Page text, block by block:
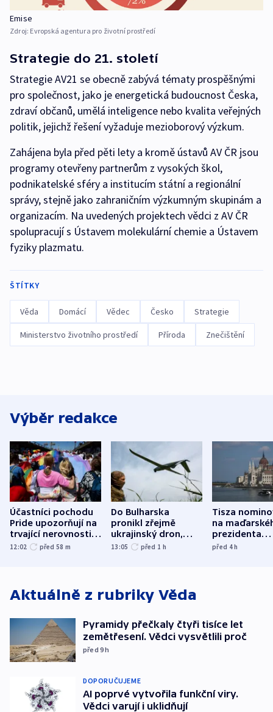
Emise
Zdroj: Evropská agentura pro životní prostředí
Strategie do 21. století
Strategie AV21 se obecně zabývá tématy prospěšnými
pro společnost, jako je energetická budoucnost Česka,
zdraví občanů, umělá inteligence nebo kvalita veřejných
politik, jejichž řešení vyžaduje mezioborový výzkum.
Zahájena byla před pěti lety a kromě ústavů AV ČR jsou
programy otevřeny partnerům z vysokých škol,
podnikatelské sféry a institucím státní a regionální
správy, stejně jako zahraničním výzkumným skupinám a
organizacím. Na uvedených projektech vědci z AV ČR
spolupracují s Ústavem molekulární chemie a Ústavem
fyziky plazmatu.
ŠTÍTKY
Věda Domácí Vědec Česko Strategie
Ministerstvo životního prostředí Příroda Znečištění
Výběr redakce
Účastníci pochodu
Pride upozorňují na
trvající nerovnosti i
společenskou
12:02 před 58 m
Do Bulharska
pronikl zřejmě
ukrajinský dron,
explodoval kilometr
13:05 před 1 h
Tisza
na
prezidenta
bývalého
před 4h
Aktuálně z rubriky Věda
Pyramidy přečkaly čtyři tisíce let
zemětřesení. Vědci vysvětlili proč
před 9h
DOPORUČUJEME
AI poprvé vytvořila funkční viry.
Vědci varují i uklidňují